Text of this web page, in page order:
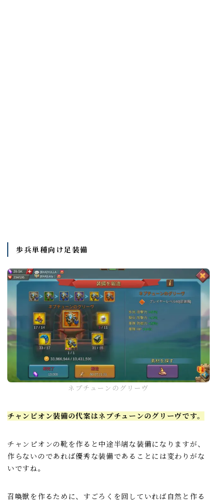
歩兵単種向け足装備
ネプチューンのグリーヴ
チャンピオン装備の代案はネプチューンのグリーヴです。
チャンピオンの靴を作ると中途半端な装備になりますが、
作らないのであれば優秀な装備であることには変わりがな
いですね。
召喚獣を作るために、すごろくを回していれば自然と作る